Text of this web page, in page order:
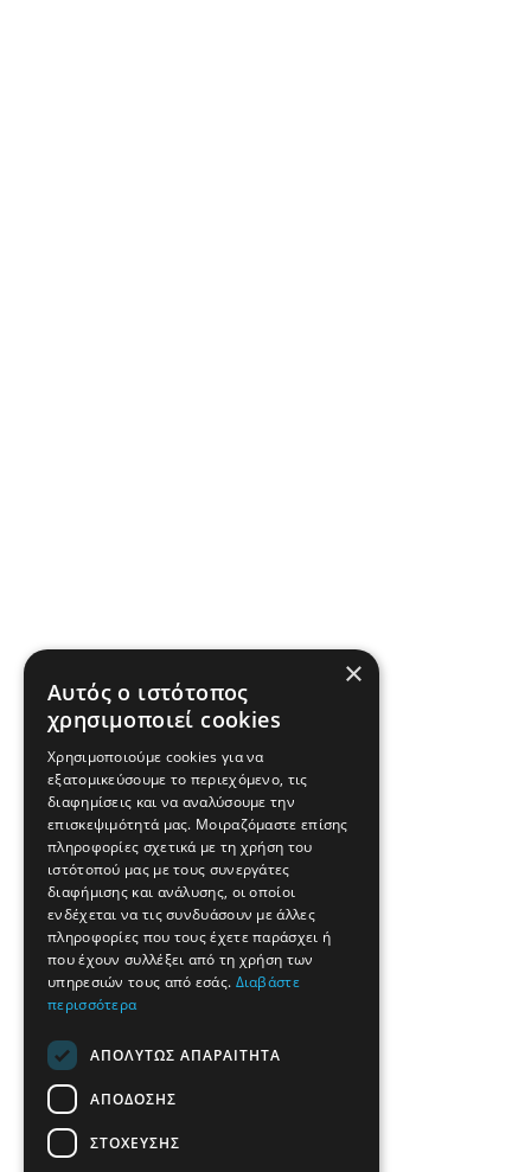
×
Αυτός ο ιστότοπος
χρησιμοποιεί cookies
Χρησιμοποιούμε cookies για να
εξατομικεύσουμε το περιεχόμενο, τις
διαφημίσεις και να αναλύσουμε την
επισκεψιμότητά μας. Μοιραζόμαστε επίσης
πληροφορίες σχετικά με τη χρήση του
ιστότοπού μας με τους συνεργάτες
διαφήμισης και ανάλυσης, οι οποίοι
ενδέχεται να τις συνδυάσουν με άλλες
πληροφορίες που τους έχετε παράσχει ή
που έχουν συλλέξει από τη χρήση των
υπηρεσιών τους από εσάς. Διαβάστε
περισσότερα
ΑΠΟΛΎΤΩΣ ΑΠΑΡΑΊΤΗΤΑ
ΑΠΌΔΟΣΗΣ
ΣΤΌΧΕΥΣΗΣ